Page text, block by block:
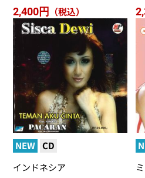
2,400円
（税込）
NEW CD
インドネシア